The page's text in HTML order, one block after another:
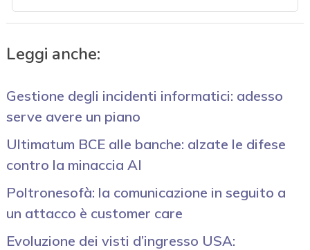
Leggi anche:
Gestione degli incidenti informatici: adesso
serve avere un piano
Ultimatum BCE alle banche: alzate le difese
contro la minaccia AI
Poltronesofà: la comunicazione in seguito a
un attacco è customer care
Evoluzione dei visti d’ingresso USA: